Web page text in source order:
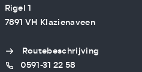
Rigel 1
7891 VH Klazienaveen
Routebeschrijving
0591-31 22 58